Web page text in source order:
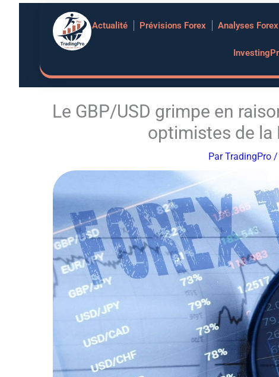
Actualité Prévisions Forex Analyses Forex
Le GBP/USD grimpe en
optimistes de la
ParTradingPro /